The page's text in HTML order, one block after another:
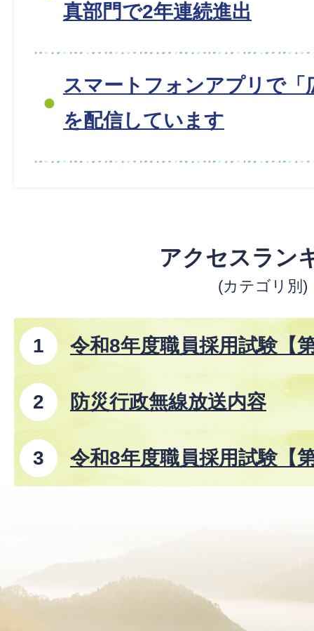
真部門で2年連続進出
スマートフォンアプリで「
を配信しています
アクセスラン
(カテゴリ別)
令和8年度職員採用試験【
防災行政無線放送内容
令和8年度職員採用試験【